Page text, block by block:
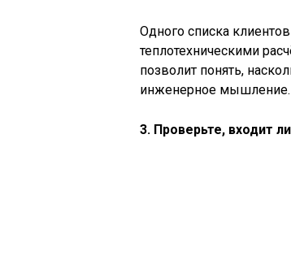
Одного списка
теплотехническими
позволит понять,
инженерное мышление.
3. Проверьте, входит